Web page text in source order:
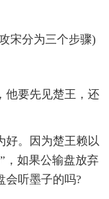
宋分为三个步骤)
他要先见楚王，还
好。因为楚王赖以
，如果公输盘放弃
会听墨子的吗?